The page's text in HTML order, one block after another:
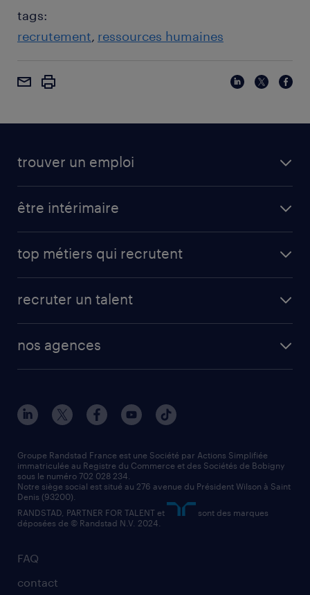
tags:
recrutement ressources humaines
trouver un emploi
être intérimaire
top métiers qui recrutent
recruter un talent
nos agences
FAQ
contact
Groupe Randstad France est une Société par Actions Simplifiée
immatriculée au Registre du Commerce et des Sociétés de Bobigny
sous le numéro 702 028 234.
Notre siège social est situé au 276 avenue du Président Wilson à Saint
Denis (93200).
RANDSTAD, PARTNER FOR TALENT et
sont des marques
déposées de © Randstad N.V. 2024.